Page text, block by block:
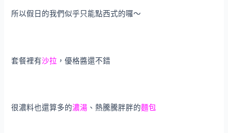
所以假日的我們似乎只能點西式的囉～
套餐裡有沙拉 ，優格醬還不錯
很濃料也還算多的濃湯 、熱騰騰胖胖的麵包